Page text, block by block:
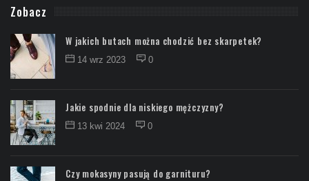
Zobacz
W jakich butach można chodzić bez skarpetek?
14 wrz 2023 0
Jakie spodnie dla niskiego mężczyzny?
13 kwi 2024 0
Czy mokasyny pasują do garnituru?